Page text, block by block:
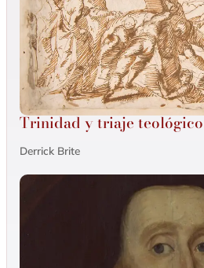
Trinidad y triaje teológico
Derrick Brite